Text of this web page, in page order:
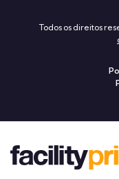
Todos os direitos